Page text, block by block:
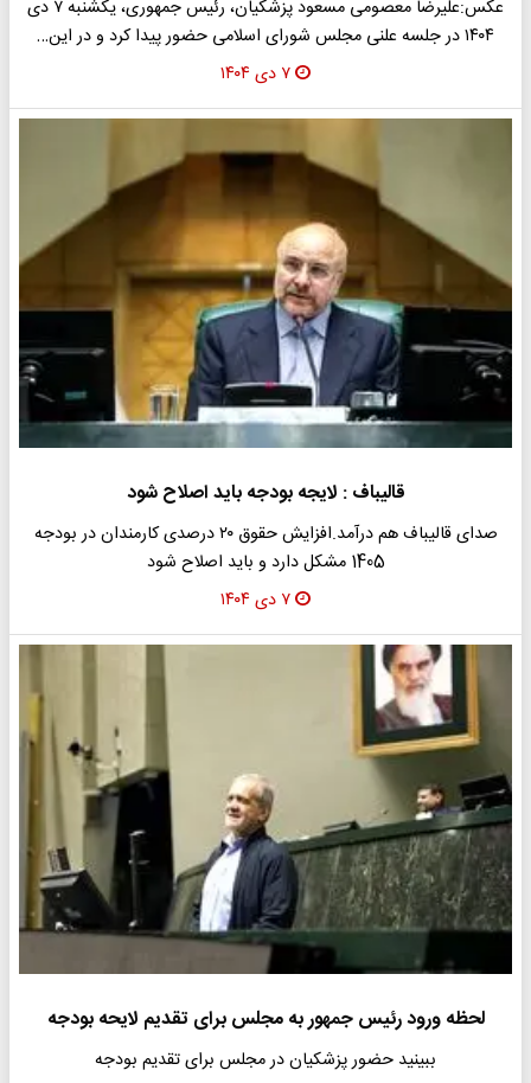
عکس:علیرضا معصومی مسعود پزشکیان، رئیس جمهوری، یکشنبه ۷ دی
۱۴۰۴ در جلسه علنی مجلس شورای اسلامی حضور پیدا کرد و در این…
۷ دی ۱۴۰۴
قالیباف : لایجه بودجه باید اصلاح شود
صدای قالیباف هم درآمد.افزایش حقوق ۲۰ درصدی کارمندان در بودجه
1405 مشکل دارد و باید اصلاح شود
۷ دی ۱۴۰۴
لحظه ورود رئیس جمهور به مجلس برای تقدیم لایحه بودجه
ببینید حضور پزشکیان در مجلس برای تقدیم بودجه